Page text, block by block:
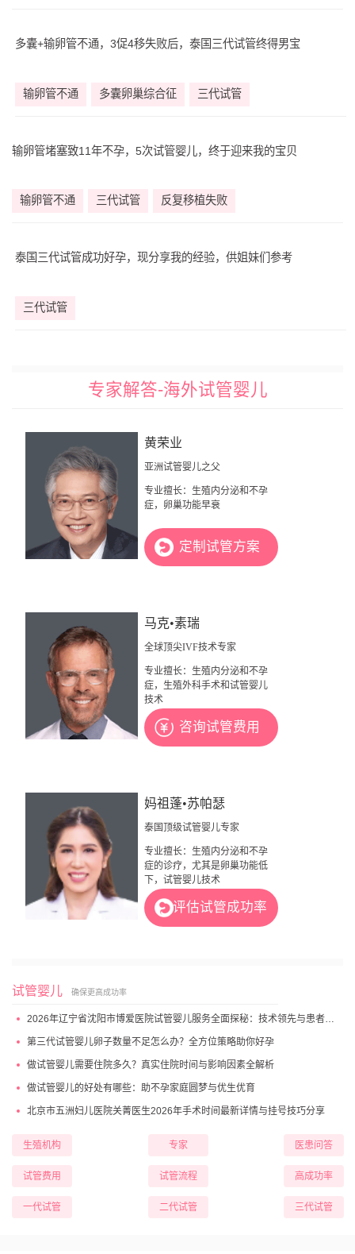
多囊+输卵管不通，3促4移失败后，泰国三代试管终得男宝
输卵管不通 多囊卵巢综合征 三代试管
输卵管堵塞致11年不孕，5次试管婴儿，终于迎来我的宝贝
输卵管不通 三代试管 反复移植失败
泰国三代试管成功好孕，现分享我的经验，供姐妹们参考
三代试管
专家解答-海外试管婴儿
黄荣业
亚洲试管婴儿之父
专业擅长：生殖内分泌和不孕
症，卵巢功能早衰
定制试管方案
马克•素瑞
全球顶尖IVF技术专家
专业擅长：生殖内分泌和不孕
症，生殖外科手术和试管婴儿
技术
咨询试管费用
妈祖蓬•苏帕瑟
泰国顶级试管婴儿专家
专业擅长：生殖内分泌和不孕
症的诊疗，尤其是卵巢功能低
下，试管婴儿技术
评估试管成功率
试管婴儿 确保更高成功率
2026年辽宁省沈阳市博爱医院试管婴儿服务全面探秘：技术领先与患者高满意度
第三代试管婴儿卵子数量不足怎么办？全方位策略助你好孕
做试管婴儿需要住院多久？真实住院时间与影响因素全解析
做试管婴儿的好处有哪些：助不孕家庭圆梦与优生优育
北京市五洲妇儿医院关菁医生2026年手术时间最新详情与挂号技巧分享
生殖机构 专家 医患问答
试管费用 试管流程 高成功率
一代试管 二代试管 三代试管